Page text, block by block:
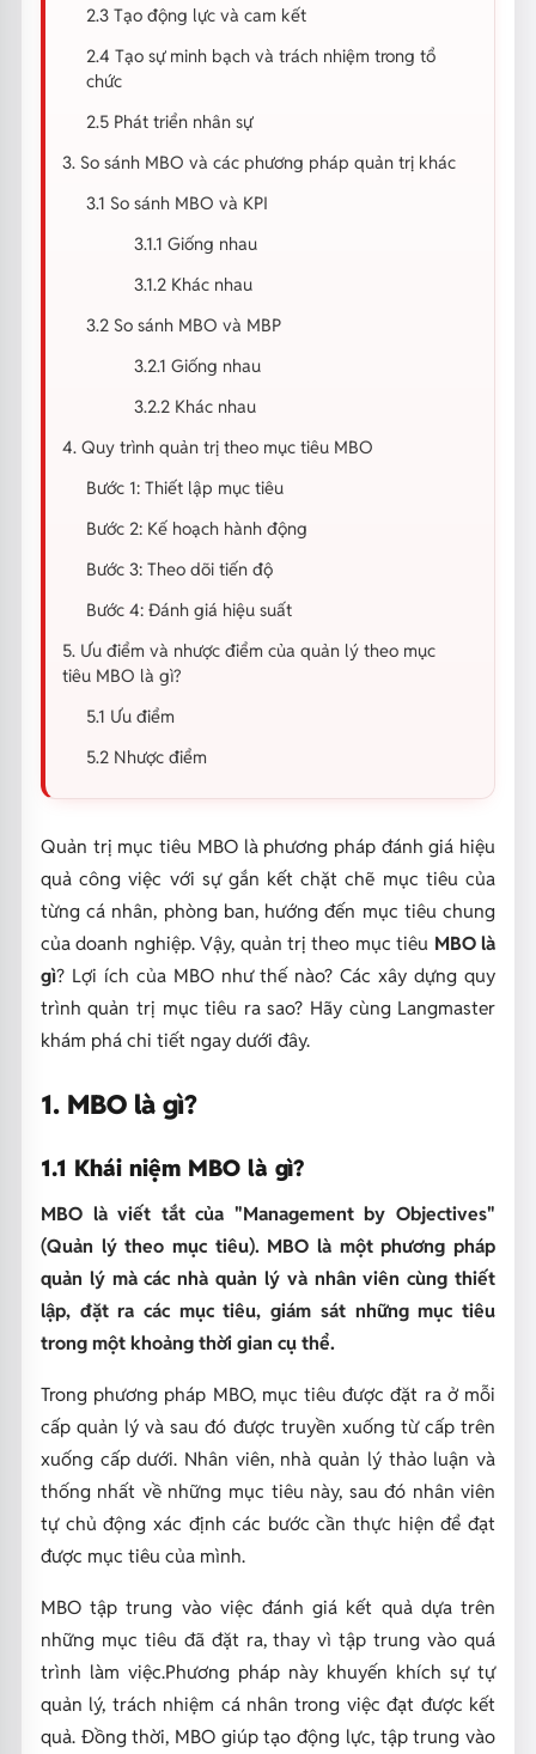
2.3 Tạo động lực và cam kết
2.4 Tạo sự minh bạch và trách nhiệm trong tổ
chức
2.5 Phát triển nhân sự
3. So sánh MBO và các phương pháp quản trị khác
3.1 So sánh MBO và KPI
3.1.1 Giống nhau
3.1.2 Khác nhau
3.2 So sánh MBO và MBP
3.2.1 Giống nhau
3.2.2 Khác nhau
4. Quy trình quản trị theo mục tiêu MBO
Bước 1: Thiết lập mục tiêu
Bước 2: Kế hoạch hành động
Bước 3: Theo dõi tiến độ
Bước 4: Đánh giá hiệu suất
5. Ưu điểm và nhược điểm của quản lý theo mục
tiêu MBO là gì?
5.1 Ưu điểm
5.2 Nhược điểm
Quản trị mục tiêu MBO là phương pháp đánh giá hiệu
quả công việc với sự gắn kết chặt chẽ mục tiêu của
từng cá nhân, phòng ban, hướng đến mục tiêu chung
của doanh nghiệp. Vậy, quản trị theo mục tiêu MBO là
gì? Lợi ích của MBO như thế nào? Các xây dựng quy
trình quản trị mục tiêu ra sao? Hãy cùng Langmaster
khám phá chi tiết ngay dưới đây.
1. MBO là gì?
1.1 Khái niệm MBO là gì?
MBO là viết tắt của "Management by Objectives"
(Quản lý theo mục tiêu). MBO là một phương pháp
quản lý mà các nhà quản lý và nhân viên cùng thiết
lập, đặt ra các mục tiêu, giám sát những mục tiêu
trong một khoảng thời gian cụ thể.
Trong phương pháp MBO, mục tiêu được đặt ra ở mỗi
cấp quản lý và sau đó được truyền xuống từ cấp trên
xuống cấp dưới. Nhân viên, nhà quản lý thảo luận và
thống nhất về những mục tiêu này, sau đó nhân viên
tự chủ động xác định các bước cần thực hiện để đạt
được mục tiêu của mình.
MBO tập trung vào việc đánh giá kết quả dựa trên
những mục tiêu đã đặt ra, thay vì tập trung vào quá
trình làm việc.Phương pháp này khuyến khích sự tự
quản lý, trách nhiệm cá nhân trong việc đạt được kết
quả. Đồng thời, MBO giúp tạo động lực, tập trung vào